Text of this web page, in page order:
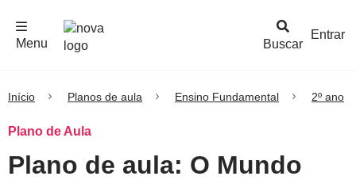
Buscar
Menu
Entrar
Início Planos de aula Ensino Fundamental 2º ano
Plano de Aula
Plano de aula: O Mundo